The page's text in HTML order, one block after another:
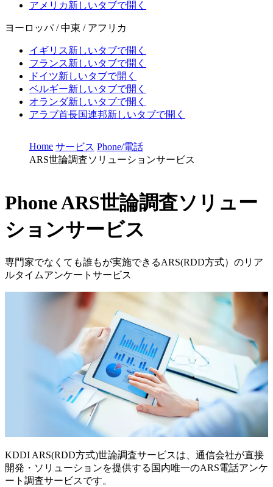
アメリカ新しいタブで開く
ヨーロッパ / 中東 / アフリカ
イギリス新しいタブで開く
フランス新しいタブで開く
ドイツ新しいタブで開く
ベルギー新しいタブで開く
オランダ新しいタブで開く
アラブ首長国連邦新しいタブで開く
Home サービス Phone/電話
ARS世論調査ソリューションサービス
PhoneARS世論調査ソリュー
ションサービス
専門家でなくても誰もが実施できるARS(RDD方式）のリア
ルタイムアンケートサービス
KDDI ARS(RDD方式)世論調査サービスは、通信会社が直接
開発・ソリューションを提供する国内唯一のARS電話アンケ
ート調査サービスです。